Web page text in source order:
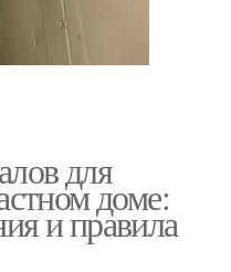
для
доме:
и правила